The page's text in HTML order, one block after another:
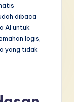
dibaca
AI untuk
logis,
yang tidak